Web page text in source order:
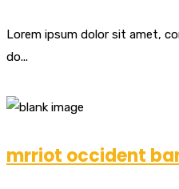
Lorem ipsum dolor sit amet,
do...
mrriot occident